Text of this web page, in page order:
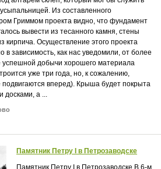
Из составленного
Гриммом проекта видно, что фундамент
вывести из тесанного камня, стены
кирпича. Осуществление этого проекта
в зависимость, как нас уведомили, от более
успешной добычи хорошего материала
уже три года, но, к сожалению,
вперед). Крыша будет покрыта
досками, а ...
Памятник Петру I в Петрозаводске
Памятник Петру I в Петрозаводске В 6-м